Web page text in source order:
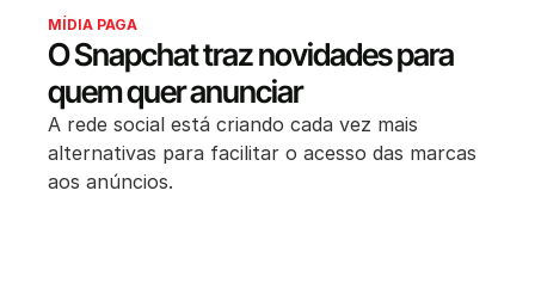
MÍDIA PAGA
O Snapchat traz novidades para
quem quer anunciar
A rede social está criando cada vez mais
alternativas para facilitar o acesso das marcas
aos anúncios.